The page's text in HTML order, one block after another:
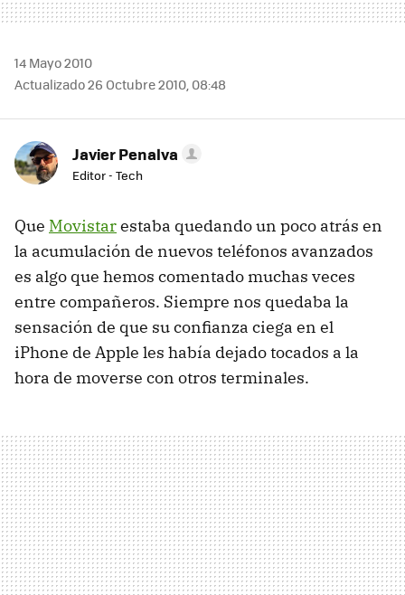
14 Mayo 2010
Actualizado 26 Octubre 2010, 08:48
Javier Penalva
Editor - Tech
Que Movistarestaba quedando un poco atrás en
la acumulación de nuevos teléfonos avanzados
es algo que hemos comentado muchas veces
entre compañeros. Siempre nos quedaba la
sensación de que su confianza ciega en el
iPhone de Apple les había dejado tocados a la
hora de moverse con otros terminales.